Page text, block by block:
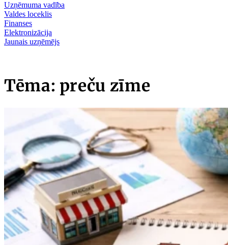
Uzņēmuma vadība
Valdes loceklis
Finanses
Elektronizācija
Jaunais uzņēmējs
Tēma: preču zīme